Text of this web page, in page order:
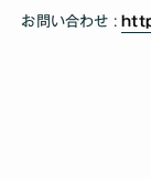
お問い合わせ :